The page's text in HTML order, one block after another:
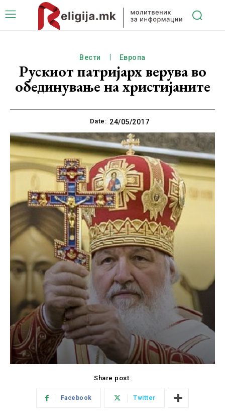
Вести Европа
Рускиот патријарх верува во
обединување на христијаните
Date: 24/05/2017
Share post:
Facebook Twitter